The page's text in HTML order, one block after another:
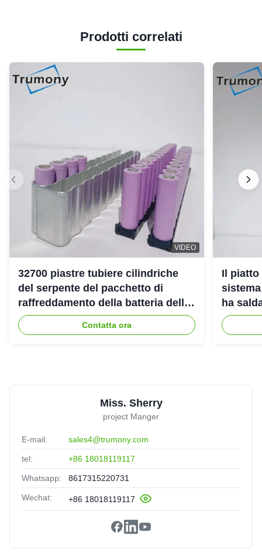
Prodotti correlati
VIDEO
32700 piastre tubiere cilindriche
del serpente del pacchetto di
raffreddamento della batteria delle
cellule per il veicolo di corsa
elettrico
Contatta ora
Il piatto
ha
Miss. Sherry
project Manger
E-mail: sales4@trumony.com
tel: +86 18018119117
Whatsapp: 8617315220731
Wechat: +86 18018119117